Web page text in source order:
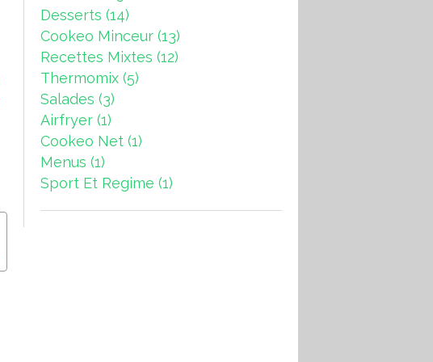
s
l
Desserts (14)
Cookeo Minceur (13)
Recettes Mixtes (12)
Thermomix (5)
Salades (3)
Airfryer (1)
Cookeo Net (1)
Menus (1)
Sport Et Regime (1)